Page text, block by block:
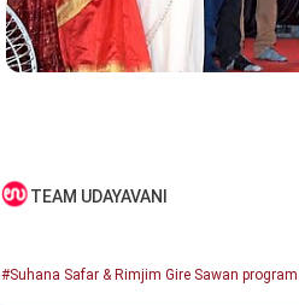
TEAM UDAYAVANI
#Suhana Safar & Rimjim Gire Sawan program